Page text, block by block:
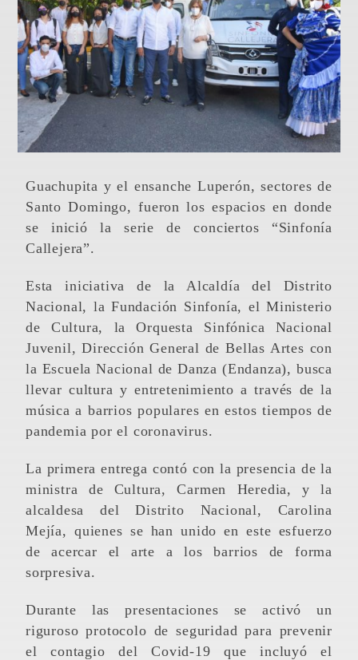
Guachupita y el ensanche Luperón, sectores de
Santo Domingo, fueron los espacios en donde
se inició la serie de conciertos “Sinfonía
Callejera”.
Esta iniciativa de la Alcaldía del Distrito
Nacional, la Fundación Sinfonía, el Ministerio
de Cultura, la Orquesta Sinfónica Nacional
Juvenil, Dirección General de Bellas Artes con
la Escuela Nacional de Danza (Endanza), busca
llevar cultura y entretenimiento a través de la
música a barrios populares en estos tiempos de
pandemia por el coronavirus.
La primera entrega contó con la presencia de la
ministra de Cultura, Carmen Heredia, y la
alcaldesa del Distrito Nacional, Carolina
Mejía, quienes se han unido en este esfuerzo
de acercar el arte a los barrios de forma
sorpresiva.
Durante las presentaciones se activó un
riguroso protocolo de seguridad para prevenir
el contagio del Covid-19 que incluyó el